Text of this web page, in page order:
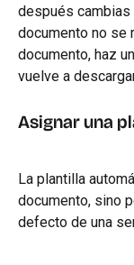
después
documento no se
documento, haz
vuelve a
Asignar una
La plantilla
documento, sino
defecto de una